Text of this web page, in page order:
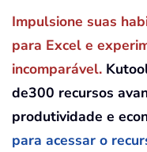
Impulsione suas
para Excel e
incomparável.
de300 recursos
produtividade e
para acessar o